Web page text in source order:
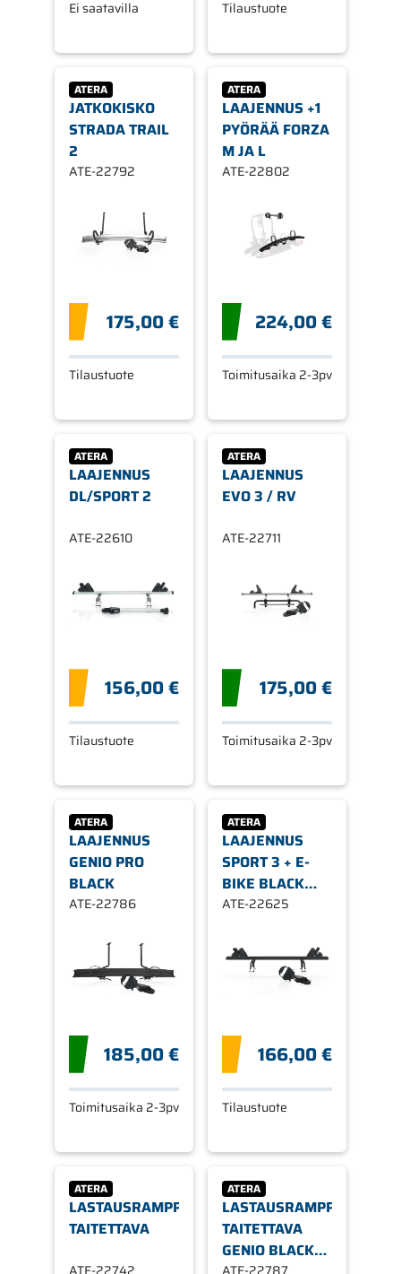
Ei saatavilla Tilaustuote
ATERA
JATKOKISKO
STRADA TRAIL
2
ATE-22792
175,00 €
Tilaustuote
ATERA
LAAJENNUS +1
PYÖRÄÄ FORZA
M JA L
ATE-22802
224,00 €
Toimitusaika 2-3pv
ATERA
LAAJENNUS
DL/SPORT 2
ATE-22610
156,00 €
Tilaustuote
ATERA
LAAJENNUS
EVO 3 / RV
ATE-22711
175,00 €
Toimitusaika 2-3pv
ATERA
LAAJENNUS
GENIO PRO
BLACK
ATE-22786
185,00 €
Toimitusaika 2-3pv
ATERA
LAAJENNUS
SPORT 3 + E-
BIKE BLACK
EDITION
ATE-22625
166,00 €
Tilaustuote
ATERA
LASTAUSRAMPPI,
TAITETTAVA
ATERA
LASTAUSRAMPPI,
TAITETTAVA
GENIO BLACK